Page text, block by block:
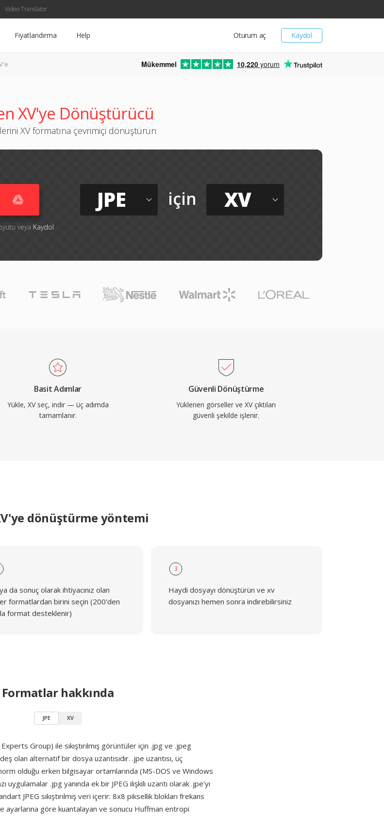
Video Translator
Kaydol
Oturum aç
Fiyatlandırma Help
Mükemmel 10,220 yorum
XV'ye Dönüştürücü
XV formatına çevrimiçi dönüştürün
veya Kaydol
JPE için XV
Basit Adımlar
Yükle, XV seç, indir — üç adımda
tamamlanır.
Güvenli Dönüştürme
Yüklenen görseller ve XV çıktıları
güvenli şekilde işlenir.
dönüştürme yöntemi
da sonuç olarak ihtiyacınız olan
formatlardan birini seçin (200'den
format desteklenir)
3
Haydi dosyayı dönüştürün ve xv
dosyanızı hemen sonra indirebilirsiniz
Formatlar hakkında
JPE XV
Group) ile sıkıştırılmış görüntüler için .jpg ve .jpeg
olan alternatif bir dosya uzantısıdır. .jpe uzantısı, üç
olduğu erken bilgisayar ortamlarında (MS-DOS ve Windows
uygulamalar .jpg yanında ek bir JPEG ilişkili uzantı olarak .jpe'yı
JPEG sıkıştırılmış veri içerir: 8x8 piksellik blokları frekans
ayarlarına göre kuantalayan ve sonucu Huffman entropi